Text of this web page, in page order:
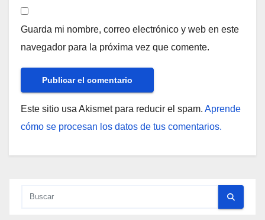
Guarda mi nombre, correo electrónico y web en este
navegador para la próxima vez que comente.
Este sitio usa Akismet para reducir el spam. Aprende
cómo se procesan los datos de tus comentarios.